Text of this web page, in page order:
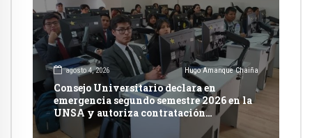
agosto 4, 2026 Hugo Amanque Chaiña
Consejo Universitario declara en
emergencia segundo semestre 2026 en la
UNSA y autoriza contratación
excepcional de docentes